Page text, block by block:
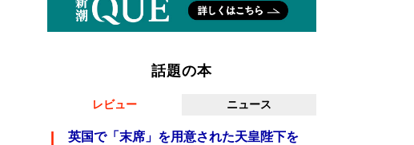
話題の本
レビュー ニュース
英国で「末席」を用意された天皇陛下を